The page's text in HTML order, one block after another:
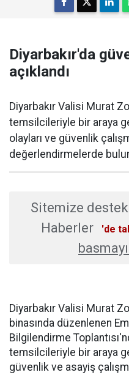
Diyarbakır'da
açıklandı
Diyarbakır Valisi Murat
temsilcileriyle bir araya
olayları ve güvenlik
değerlendirmelerde
Sitemize
Haberler
'de
Diyarbakır Valisi Murat
binasında düzenlenen
Bilgilendirme
temsilcileriyle bir araya
güvenlik ve asayiş